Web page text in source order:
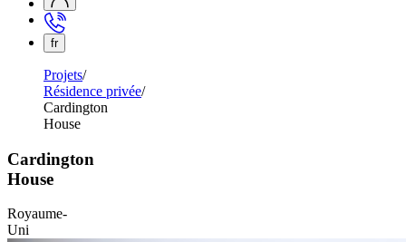
fr
Projets
Résidence privée
Cardington
House
Cardington
House
Royaume-
Uni